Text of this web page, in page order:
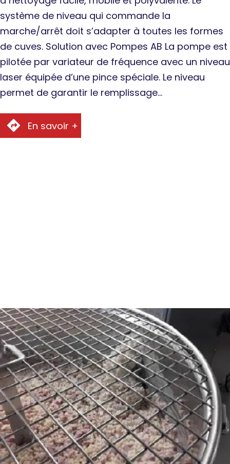
système de niveau qui commande la
marche/arrêt doit s’adapter à toutes les formes
de cuves. Solution avec Pompes AB La pompe est
pilotée par variateur de fréquence avec un niveau
laser équipée d’une pince spéciale. Le niveau
permet de garantir le remplissage…
En savoir +